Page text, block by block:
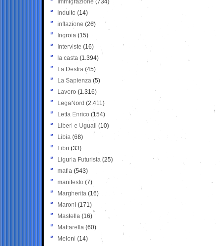
Immigrazione (734)
indulto (14)
inflazione (26)
Ingroia (15)
Interviste (16)
la casta (1.394)
La Destra (45)
La Sapienza (5)
Lavoro (1.316)
LegaNord (2.411)
Letta Enrico (154)
Liberi e Uguali (10)
Libia (68)
Libri (33)
Liguria Futurista (25)
mafia (543)
manifesto (7)
Margherita (16)
Maroni (171)
Mastella (16)
Mattarella (60)
Meloni (14)